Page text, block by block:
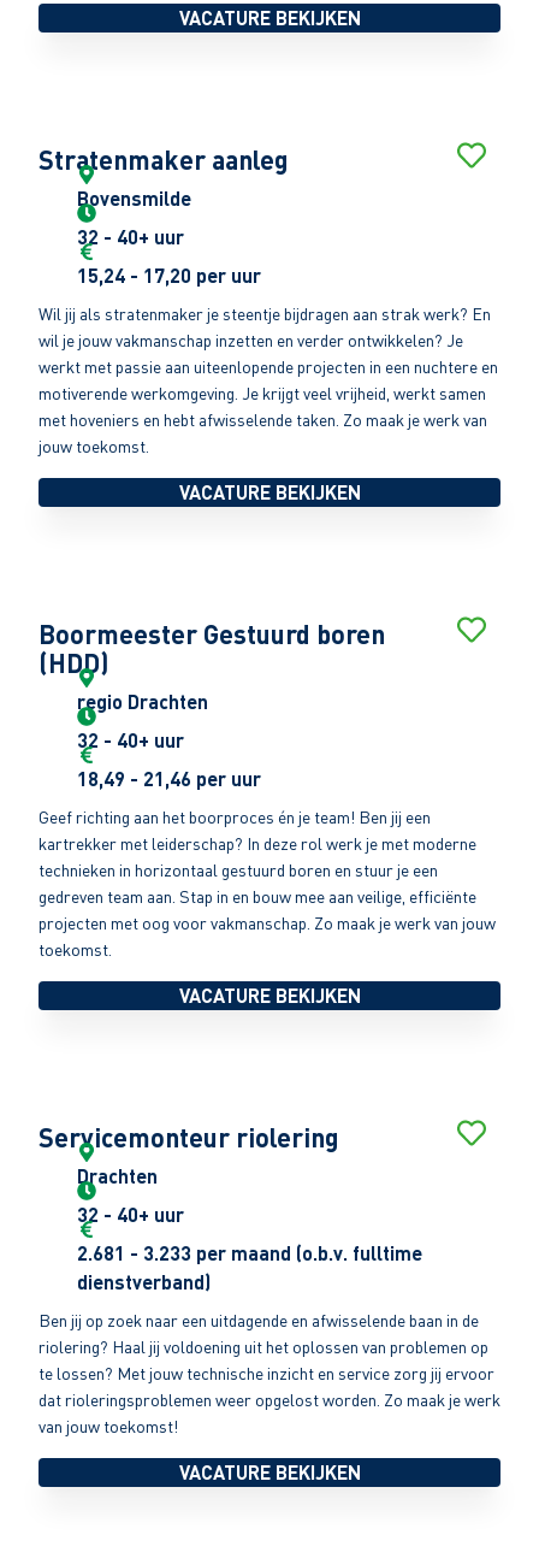
VACATURE BEKIJKEN
Stratenmaker aanleg
Bovensmilde
32 - 40+ uur
15,24 - 17,20 per uur
Wil jij als stratenmaker je steentje bijdragen aan strak werk? En
wil je jouw vakmanschap inzetten en verder ontwikkelen? Je
werkt met passie aan uiteenlopende projecten in een nuchtere en
motiverende werkomgeving. Je krijgt veel vrijheid, werkt samen
met hoveniers en hebt afwisselende taken. Zo maak je werk van
jouw toekomst.
VACATURE BEKIJKEN
Boormeester Gestuurd boren
(HDD)
regio Drachten
32 - 40+ uur
18,49 - 21,46 per uur
Geef richting aan het boorproces én je team! Ben jij een
kartrekker met leiderschap? In deze rol werk je met moderne
technieken in horizontaal gestuurd boren en stuur je een
gedreven team aan. Stap in en bouw mee aan veilige, efficiënte
projecten met oog voor vakmanschap. Zo maak je werk van jouw
toekomst.
VACATURE BEKIJKEN
Servicemonteur riolering
Drachten
32 - 40+ uur
2.681 - 3.233 per maand (o.b.v. fulltime
dienstverband)
Ben jij op zoek naar een uitdagende en afwisselende baan in de
riolering? Haal jij voldoening uit het oplossen van problemen op
te lossen? Met jouw technische inzicht en service zorg jij ervoor
dat rioleringsproblemen weer opgelost worden. Zo maak je werk
van jouw toekomst!
VACATURE BEKIJKEN